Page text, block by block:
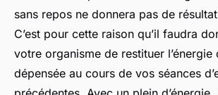
sans repos ne donnera pas de
C’est pour cette raison qu’il faudra
votre organisme de restituer l’énergie
dépensée au cours de vos séances